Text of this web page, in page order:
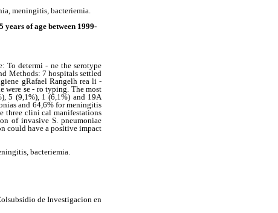
meningitis, bacteriemia.
of age between 1999-
To determi - ne the serotype
Methods: 7 hospitals settled
gRafael Rangelh rea li -
were se - ro typing. The most
5 (9,1%), 1 (6,1%) and 19A
and 64,6% for meningitis
three clini cal manifestations
of invasive S. pneumoniae
could have a positive impact
bacteriemia.
de Investigacion en